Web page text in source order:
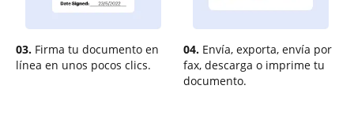
03. Firma tu documento en
línea en unos pocos clics.
04. Envía, exporta, envía por
fax, descarga o imprime tu
documento.